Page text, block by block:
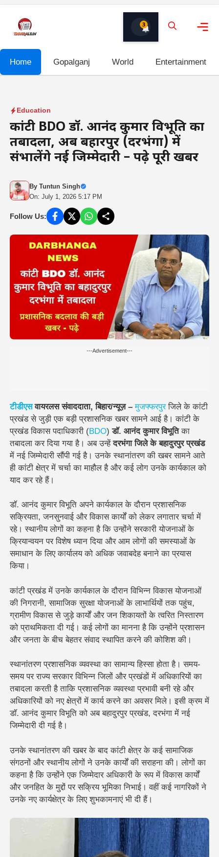
content
3
Home Gopalganj World Entertainment
Education
कांटी BDO डॉ. आनंद कुमार विभूति का
तबादला, अब बहादुरपुर (दरभंगा) में
संभालेंगे नई जिम्मेदारी – पढ़े पूरी खबर
By Tuntun Singh
On: July 1, 2026 5:17 PM
Follow Us:
---Advertisement---
टीडीएसवायरलस संवाददाता, बिहार/न्यूज़ – मुजफ्फरपुरजिले के कांटी
प्रखंड से जुड़ी एक बड़ी प्रशासनिक खबर सामने आई है। कांटी के
प्रखंड विकास पदाधिकारी (BDO)डॉ. आनंद कुमार विभूतिका
तबादला कर दिया गया है। अब उन्हेंदरभंगा जिले के बहादुरपुर प्रखंड
में नई जिम्मेदारी सौंपी गई है। उनके स्थानांतरण की खबर सामने आते
ही कांटी क्षेत्र में चर्चा का माहौल है और कई लोग उनके कार्यकाल को
याद कर रहे हैं।
डॉ. आनंद कुमार विभूति अपने कार्यकाल के दौरान प्रशासनिक
सक्रियता, जनसुनवाई और विकास कार्यों को लेकर लगातार चर्चा में
रहे। स्थानीय लोगों का कहना है कि उन्होंने सरकारी योजनाओं के
क्रियान्वयन पर विशेष ध्यान दिया और आम लोगों की समस्याओं के
समाधान के लिए कार्यालय को अधिक जवाबदेह बनाने का प्रयास
किया।
कांटी प्रखंड में उनके कार्यकाल के दौरान विभिन्न विकास योजनाओं
की निगरानी, सामाजिक सुरक्षा योजनाओं के लाभार्थियों तक पहुंच,
ग्रामीण विकास से जुड़े कार्यों और जन शिकायतों के त्वरित निस्तारण
को प्राथमिकता दी गई। कई लोगों का मानना है कि उन्होंने प्रशासन
और जनता के बीच बेहतर संवाद स्थापित करने की कोशिश की।
स्थानांतरण प्रशासनिक व्यवस्था का सामान्य हिस्सा होता है। समय-
समय पर राज्य सरकार विभिन्न जिलों और प्रखंडों में अधिकारियों का
तबादला करती है ताकि प्रशासनिक व्यवस्था प्रभावी बनी रहे और
अधिकारियों को नए क्षेत्रों में कार्य करने का अवसर मिले। इसी क्रम में
डॉ. आनंद कुमार विभूति को अब बहादुरपुर प्रखंड, दरभंगा में नई
जिम्मेदारी दी गई है।
उनके स्थानांतरण की खबर के बाद कांटी क्षेत्र के कई सामाजिक
संगठनों और स्थानीय लोगों ने उनके कार्यों की सराहना की। लोगों का
कहना है कि उन्होंने एक जिम्मेदार अधिकारी के रूप में विकास कार्यों
और जनहित के मुद्दों पर सक्रिय भूमिका निभाई। वहीं कई नागरिकों ने
उनके नए कार्यक्षेत्र के लिए शुभकामनाएं भी दी हैं।